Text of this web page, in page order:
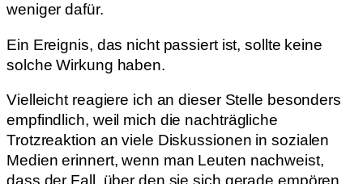
weniger dafür.
Ein Ereignis, das nicht passiert ist, sollte keine
solche Wirkung haben.
Vielleicht reagiere ich an dieser Stelle besonders
empfindlich, weil mich die nachträgliche
Trotzreaktion an viele Diskussionen in sozialen
Medien erinnert, wenn man Leuten nachweist,